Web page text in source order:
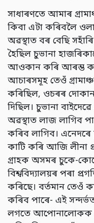
সাধাৰণতে আমাৰ
কিবা এটা কৰিবলৈ
অৱস্থাত বৰ বেছি
হৈছিল চুভানা
আওকান কৰি আৰম্ভ
আচাৰসমূহ তেওঁ
কৰিছিল, ওচৰৰ
দিছিল। চুভানা
অৱস্থাত লাজ লাগিব
কৰিব লাগিব।
কাটি কৰি আজি লীনা
গ্ৰাহক অসমৰ চুকে-
বিশ্ববিদ্যালয়ৰ পৰা
কৰিছে। বৰ্তমান তেওঁ
কৰিব পাৰে- এই
লগতে আপোনালোকক